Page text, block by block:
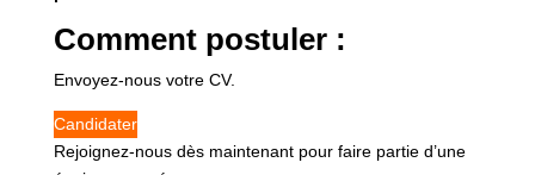
Comment postuler :
Envoyez-nous votre CV.
Candidater
Rejoignez-nous dès maintenant pour faire partie d’une